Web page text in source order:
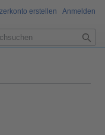
erstellen Anmelden